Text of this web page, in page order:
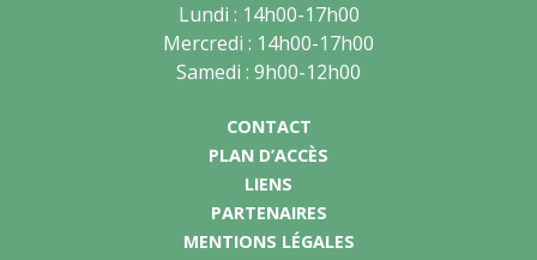
Lundi : 14h00-17h00
Mercredi : 14h00-17h00
Samedi : 9h00-12h00
CONTACT
PLAN D’ACCÈS
LIENS
PARTENAIRES
MENTIONS LÉGALES